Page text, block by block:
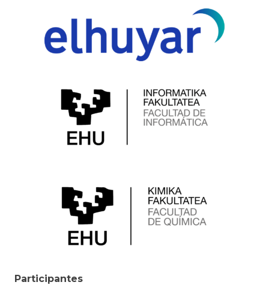
Participantes